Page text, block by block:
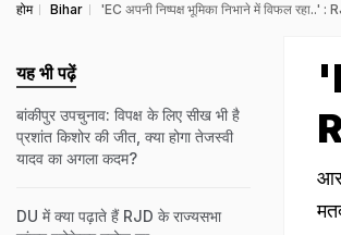
होम Bihar 'EC अपनी निष्पक्ष भूमिका निभाने में विफल रहा..' :
यह भी पढ़ें
बांकीपुर उपचुनाव: व‍िपक्ष के ल‍िए सीख भी है
प्रशांत क‍िशोर की जीत, क्‍या होगा तेजस्वी
यादव का अगला कदम?
DU में क्या पढ़ाते हैं RJD के राज्यसभा